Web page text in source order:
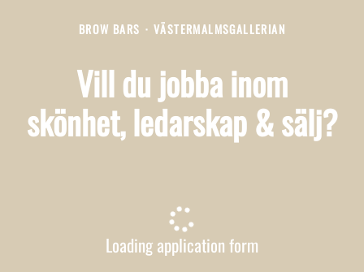
BROW BARS · VÄSTERMALMSGALLERIAN
Vill du jobba inom
skönhet, ledarskap & sälj?
Loading application form